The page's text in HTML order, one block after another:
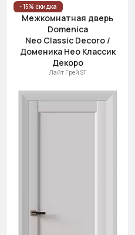
- 15% скидка
Межкомнатная дверь
Domenica
Neo Classic Decoro /
Доменика Нео Классик
Декоро
Лайт Грей ST